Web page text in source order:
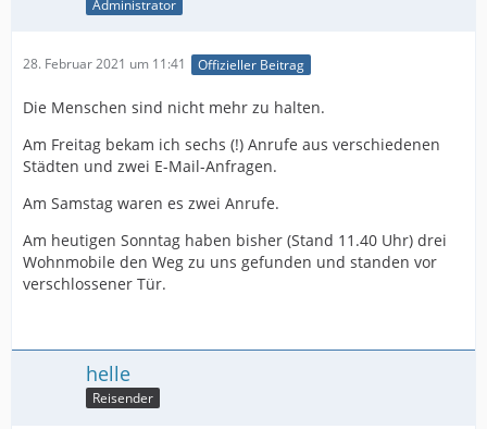
Administrator
28. Februar 2021 um 11:41 Offizieller Beitrag
Die Menschen sind nicht mehr zu halten.
Am Freitag bekam ich sechs (!) Anrufe aus verschiedenen
Städten und zwei E-Mail-Anfragen.
Am Samstag waren es zwei Anrufe.
Am heutigen Sonntag haben bisher (Stand 11.40 Uhr) drei
Wohnmobile den Weg zu uns gefunden und standen vor
verschlossener Tür.
helle
Reisender